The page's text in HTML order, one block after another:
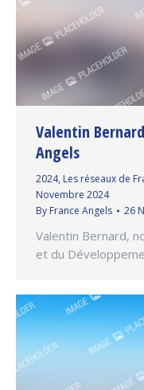
Valentin
Angels
2024, Les réseaux de
Novembre 2024
By France Angels 26
Valentin Bernard,
et du